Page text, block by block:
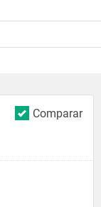
Comparar